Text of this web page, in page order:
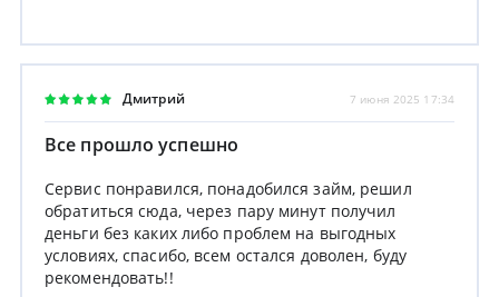
Дмитрий 7 июня 2025 17:34
Все прошло успешно
Сервис понравился, понадобился займ, решил
обратиться сюда, через пару минут получил
деньги без каких либо проблем на выгодных
условиях, спасибо, всем остался доволен, буду
рекомендовать!!